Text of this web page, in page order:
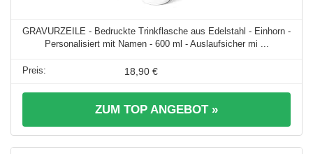
GRAVURZEILE - Bedruckte Trinkflasche aus Edelstahl - Einhorn -
Personalisiert mit Namen - 600 ml - Auslaufsicher mi ...
18,90 €
ZUM TOP ANGEBOT »